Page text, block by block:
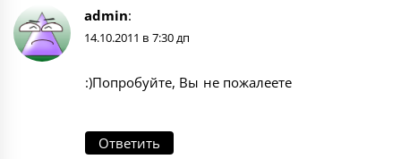
admin:
14.10.2011 в 7:30 дп
:)Попробуйте, Вы не пожалеете
Ответить